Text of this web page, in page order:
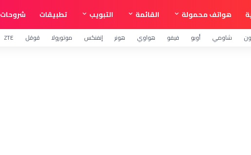
هواتف محمولة القائمة التبويب تطبيقات شروحات
شاومي أوبو فيفو هواوي هونر إنفنكس موتورولا قوقل ZTE